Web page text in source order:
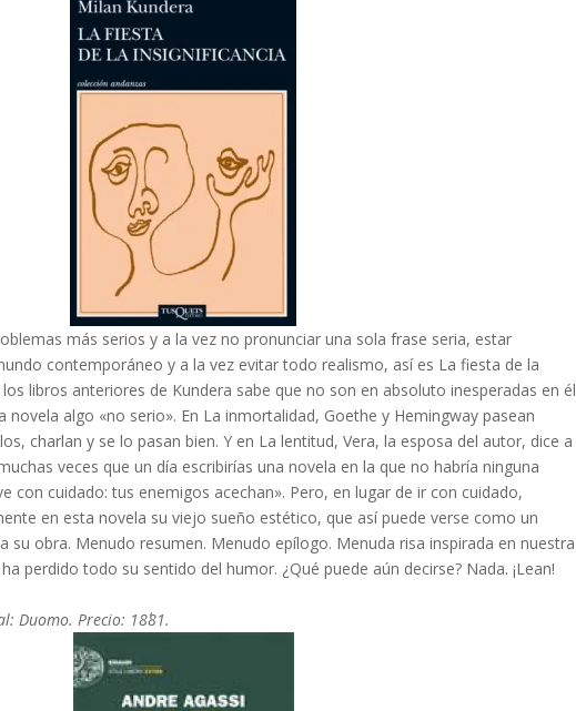
más serios y a la vez no pronunciar una sola frase seria, estar
contemporáneo y a la vez evitar todo realismo, así es La fiesta de la
libros anteriores de Kundera sabe que no son en absoluto inesperadas en él
novela algo «no serio». En La inmortalidad, Goethe y Hemingway pasean
charlan y se lo pasan bien. Y en La lentitud, Vera, la esposa del autor, dice a
veces que un día escribirías una novela en la que no habría ninguna
con cuidado: tus enemigos acechan». Pero, en lugar de ir con cuidado,
en esta novela su viejo sueño estético, que así puede verse como un
su obra. Menudo resumen. Menudo epílogo. Menuda risa inspirada en nuestra
perdido todo su sentido del humor. ¿Qué puede aún decirse? Nada. ¡Lean!
Duomo. Precio: 18´81.